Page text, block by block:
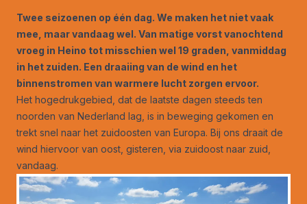
Twee seizoenen op één dag. We maken het niet vaak
mee, maar vandaag wel. Van matige vorst vanochtend
vroeg in Heino tot misschien wel 19 graden, vanmiddag
in het zuiden. Een draaiing van de wind en het
binnenstromen van warmere lucht zorgen ervoor.
Het hogedrukgebied, dat de laatste dagen steeds ten
noorden van Nederland lag, is in beweging gekomen en
trekt snel naar het zuidoosten van Europa. Bij ons draait de
wind hiervoor van oost, gisteren, via zuidoost naar zuid,
vandaag.